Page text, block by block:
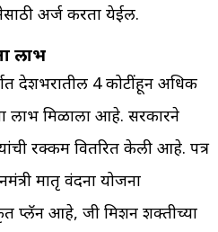
अर्ज करता येईल.
लाभ
देशभरातील 4 कोटींहून अधिक
लाभ मिळाला आहे. सरकारने
रक्कम वितरित केली आहे. पत्र
मातृ वंदना योजना
प्लॅन आहे, जी मिशन शक्तीच्या